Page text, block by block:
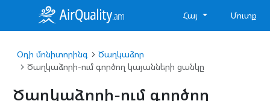
Հայ Մուտք
Օդի մոնիտորինգ
Ծաղկաձոր
Ծաղկաձորի-ում գործող կայանների ցանկը
Ծաղկաձորի-ում գործող